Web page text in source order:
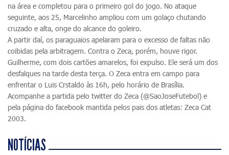
na área e completou para o primeiro gol do jogo. No ataque
seguinte, aos 25, Marcelinho ampliou com um golaço chutando
cruzado e alta, onge do alcance do goleiro.
A partir daí, os paraguaios apelaram para o excesso de faltas não
coibidas pela arbitragem. Contra o Zeca, porém, houve rigor.
Guilherme, com dois cartões amarelos, foi expulso. Ele será um dos
desfalques na tarde desta terça. O Zeca entra em campo para
enfrentar o Luis Crstaldo às 16h, pelo horário de Brasília.
Acompanhe a partida pelo twitter do Zeca (@SaoJoseFutebol) e
pela página do facebook mantida pelos pais dos atletas: Zeca Cat
2003.
NOTÍCIAS